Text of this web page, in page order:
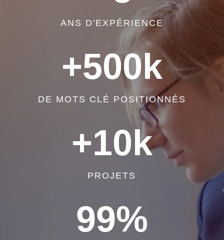
ANS D'EXPÉRIENCE
+500k
DE MOTS CLÉ POSITIONNÉS
+10k
PROJETS
99%